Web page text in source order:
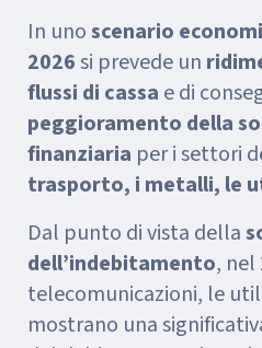
In unoscenario
2026si prevede un
flussi di cassa e di
peggioramento della
finanziaria per i settori
trasporto, i metalli, le
Dal punto di vista della
dell’indebitamento, nel
telecomunicazioni, le
mostrano una